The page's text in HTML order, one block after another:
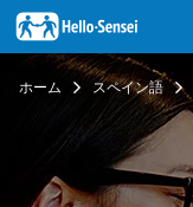
イ
ン
コ
ホーム スペイン語